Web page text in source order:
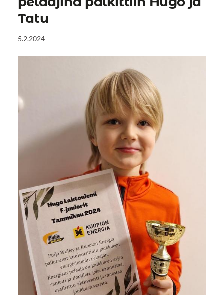
Tatu
5.2.2024